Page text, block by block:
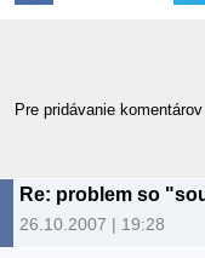
Pre pridávanie
26.10.2007 | 19:28